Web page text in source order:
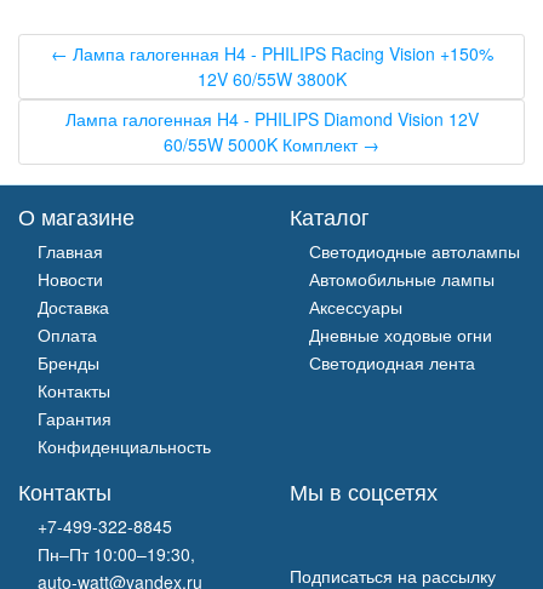
← Лампа галогенная H4 - PHILIPS Racing Vision +150%
12V 60/55W 3800K
Лампа галогенная H4 - PHILIPS Diamond Vision 12V
60/55W 5000K Комплект →
О магазине
Главная
Новости
Доставка
Оплата
Бренды
Контакты
Гарантия
Конфиденциальность
Каталог
Светодиодные автолампы
Автомобильные лампы
Аксессуары
Дневные ходовые огни
Светодиодная лента
Контакты
+7-499-322-8845
Пн–Пт 10:00–19:30,
auto-watt@yandex.ru
Мы в соцсетях
Подписаться на рассылку